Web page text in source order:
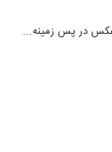
عکس در پس زمینه...